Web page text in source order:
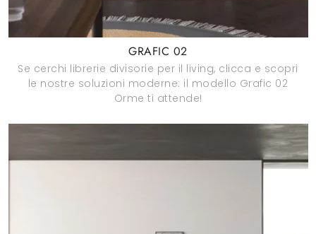
GRAFIC 02
Se cerchi librerie divisorie per il living, clicca e scopri
le nostre soluzioni moderne: il modello Grafic 02
Orme ti attende!